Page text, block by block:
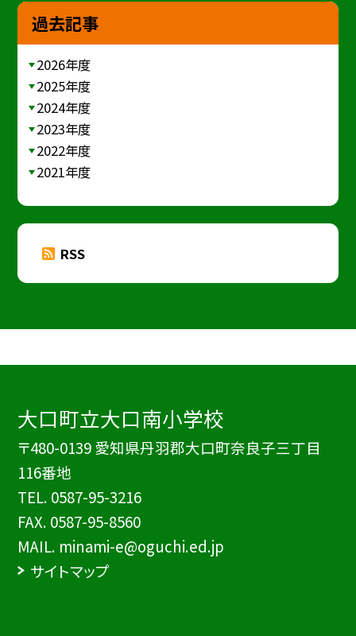
過去記事
2026年度
2025年度
2024年度
2023年度
2022年度
2021年度
RSS
大口町立大口南小学校
〒480-0139 愛知県丹羽郡大口町奈良子三丁目
116番地
TEL. 0587-95-3216
FAX. 0587-95-8560
MAIL. minami-e@oguchi.ed.jp
サイトマップ